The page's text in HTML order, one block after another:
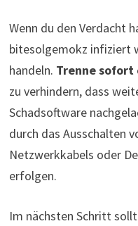
Wenn du den Verdacht
bitesolgemokz infiziert
handeln. Trenne
zu verhindern, dass
Schadsoftware
durch das Ausschalten
Netzwerkkabels oder
erfolgen.
Im nächsten Schritt